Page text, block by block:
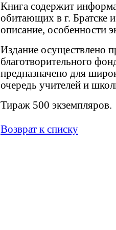
Книга содержит
обитающих в г. Братске
описание, особенности
Издание осуществлено
благотворительного
предназначено для
очередь учителей и
Тираж 500 экземпляров.
Возврат к списку